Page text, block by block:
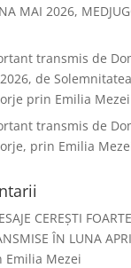
MAI 2026,
transmis de
de
prin Emilia Mezei
transmis de
prin Emilia
CEREȘTI FOARTE
ÎN LUNA
Emilia Mezei